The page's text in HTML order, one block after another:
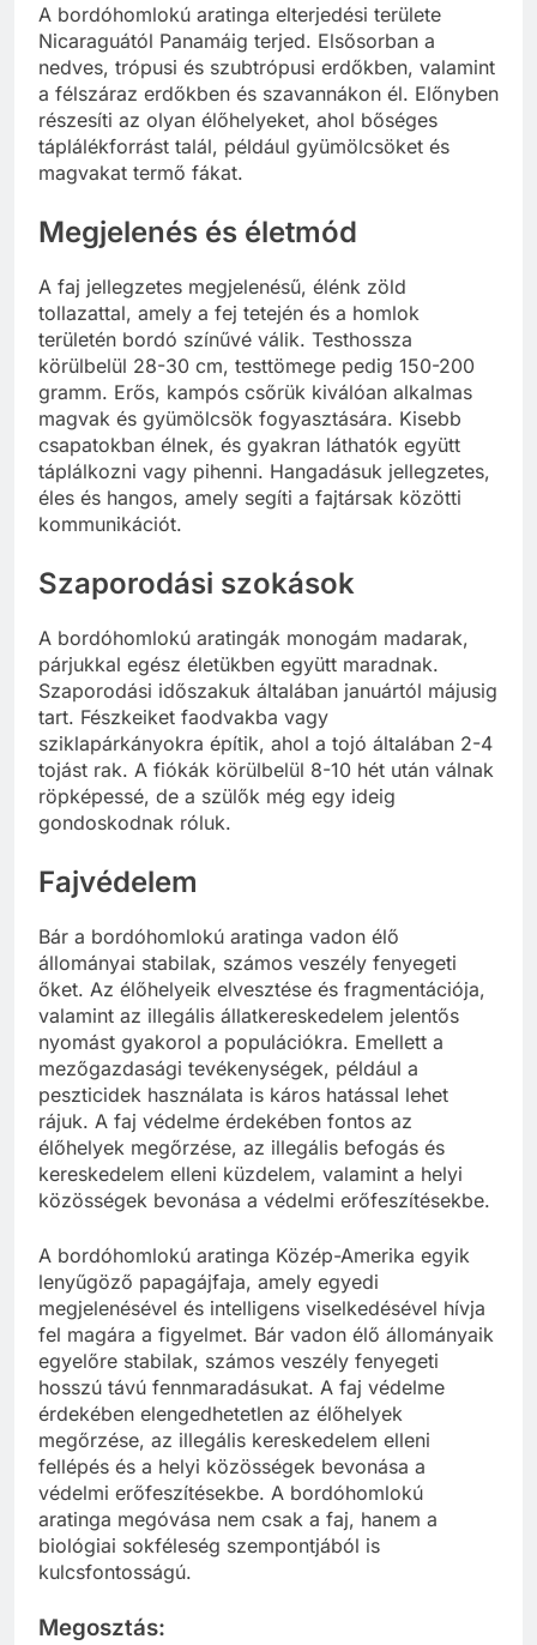
A bordóhomlokú aratinga elterjedési területe
Nicaraguától Panamáig terjed. Elsősorban a
nedves, trópusi és szubtrópusi erdőkben, valamint
a félszáraz erdőkben és szavannákon él. Előnyben
részesíti az olyan élőhelyeket, ahol bőséges
táplálékforrást talál, például gyümölcsöket és
magvakat termő fákat.
Megjelenés és életmód
A faj jellegzetes megjelenésű, élénk zöld
tollazattal, amely a fej tetején és a homlok
területén bordó színűvé válik. Testhossza
körülbelül 28-30 cm, testtömege pedig 150-200
gramm. Erős, kampós csőrük kiválóan alkalmas
magvak és gyümölcsök fogyasztására. Kisebb
csapatokban élnek, és gyakran láthatók együtt
táplálkozni vagy pihenni. Hangadásuk jellegzetes,
éles és hangos, amely segíti a fajtársak közötti
kommunikációt.
Szaporodási szokások
A bordóhomlokú aratingák monogám madarak,
párjukkal egész életükben együtt maradnak.
Szaporodási időszakuk általában januártól májusig
tart. Fészkeiket faodvakba vagy
sziklapárkányokra építik, ahol a tojó általában 2-4
tojást rak. A fiókák körülbelül 8-10 hét után válnak
röpképessé, de a szülők még egy ideig
gondoskodnak róluk.
Fajvédelem
Bár a bordóhomlokú aratinga vadon élő
állományai stabilak, számos veszély fenyegeti
őket. Az élőhelyeik elvesztése és fragmentációja,
valamint az illegális állatkereskedelem jelentős
nyomást gyakorol a populációkra. Emellett a
mezőgazdasági tevékenységek, például a
peszticidek használata is káros hatással lehet
rájuk. A faj védelme érdekében fontos az
élőhelyek megőrzése, az illegális befogás és
kereskedelem elleni küzdelem, valamint a helyi
közösségek bevonása a védelmi erőfeszítésekbe.
A bordóhomlokú aratinga Közép-Amerika egyik
lenyűgöző papagájfaja, amely egyedi
megjelenésével és intelligens viselkedésével hívja
fel magára a figyelmet. Bár vadon élő állományaik
egyelőre stabilak, számos veszély fenyegeti
hosszú távú fennmaradásukat. A faj védelme
érdekében elengedhetetlen az élőhelyek
megőrzése, az illegális kereskedelem elleni
fellépés és a helyi közösségek bevonása a
védelmi erőfeszítésekbe. A bordóhomlokú
aratinga megóvása nem csak a faj, hanem a
biológiai sokféleség szempontjából is
kulcsfontosságú.
Megosztás: